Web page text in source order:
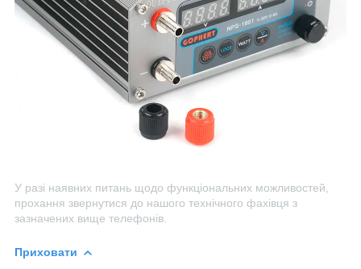
У разі наявних питань щодо функціональних можливостей,
прохання звернутися до нашого технічного фахівця з
зазначених вище телефонів.
Приховати